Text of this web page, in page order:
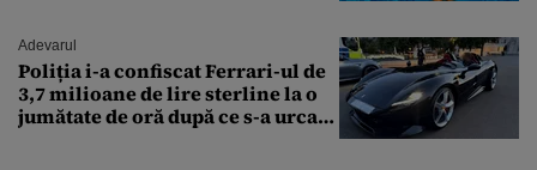
Adevarul
Poliția i-a confiscat Ferrari-ul de
3,7 milioane de lire sterline la o
jumătate de oră după ce s-a urcat